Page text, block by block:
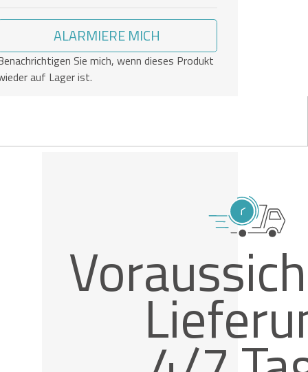
ALARMIERE MICH
Sie mich, wenn dieses Produkt
auf Lager ist.